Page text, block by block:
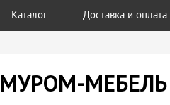
Каталог Доставка и оплата
МУРОМ-МЕБЕЛЬ